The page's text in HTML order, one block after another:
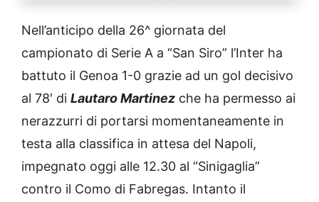
Nell’anticipo della 26^ giornata del
campionato di Serie A a “San Siro” l’Inter ha
battuto il Genoa 1-0 grazie ad un gol decisivo
al 78′ di Lautaro Martinez che ha permesso ai
nerazzurri di portarsi momentaneamente in
testa alla classifica in attesa del Napoli,
impegnato oggi alle 12.30 al “Sinigaglia”
contro il Como di Fabregas. Intanto il